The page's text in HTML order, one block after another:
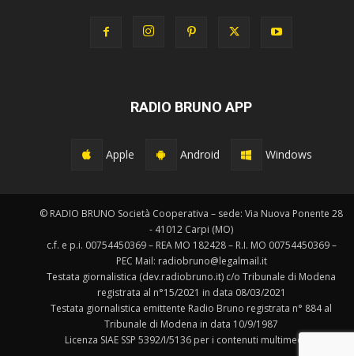
RADIO BRUNO APP
Apple Android Windows
© RADIO BRUNO Società Cooperativa – sede: Via Nuova Ponente 28
- 41012 Carpi (MO)
c.f. e p.i. 00754450369 – REA MO 182428 – R.I. MO 00754450369 –
PEC Mail: radiobruno@legalmail.it
Testata giornalistica (dev.radiobruno.it) c/o Tribunale di Modena
registrata al n°15/2021 in data 08/03/2021
Testata giornalistica emittente Radio Bruno registrata n° 884 al
Tribunale di Modena in data 10/9/1987
Licenza SIAE SSP 5392/I/5136 per i contenuti multimediali.